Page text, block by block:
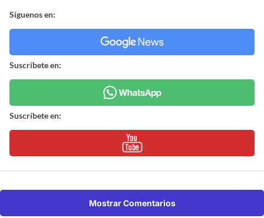
Síguenos en:
Suscríbete en:
Suscríbete en:
Mostrar Comentarios